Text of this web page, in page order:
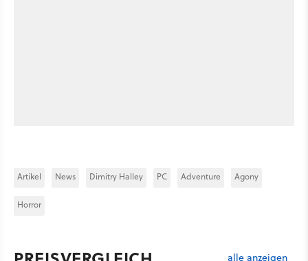
Artikel News Dimitry Halley PC Adventure Agony
Horror
alle anzeigen